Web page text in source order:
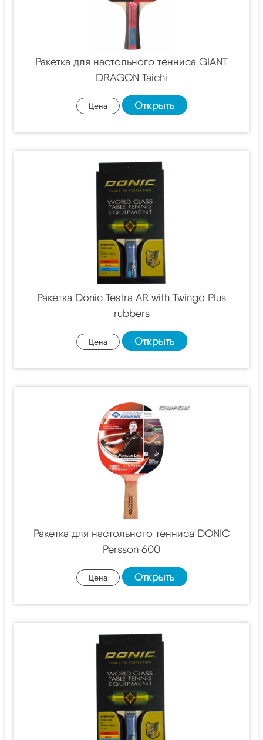
Ракетка для настольного тенниса GIANT
DRAGON Taichi
Цена Открыть
Ракетка Donic Testra AR with Twingo Plus
rubbers
Цена Открыть
Ракетка для настольного тенниса DONIC
Persson 600
Цена Открыть